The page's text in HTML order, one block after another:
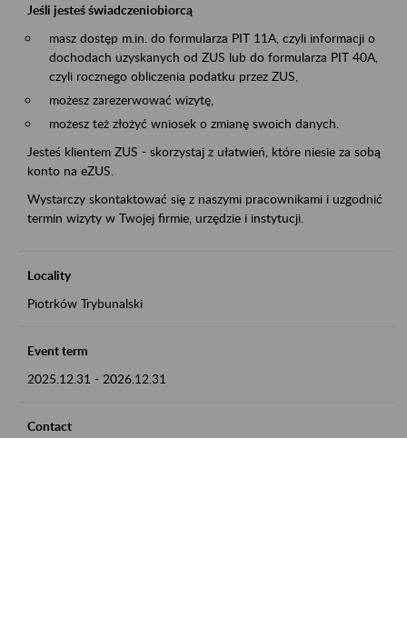
Jeśli jesteś świadczeniobiorcą
masz dostęp m.in. do formularza PIT 11A, czyli informacji o
dochodach uzyskanych od ZUS lub do formularza PIT 40A,
czyli rocznego obliczenia podatku przez ZUS,
możesz zarezerwować wizytę,
możesz też złożyć wniosek o zmianę swoich danych.
Jesteś klientem ZUS - skorzystaj z ułatwień, które niesie za sobą
konto na eZUS.
Wystarczy skontaktować się z naszymi pracownikami i uzgodnić
termin wizyty w Twojej firmie, urzędzie i instytucji.
Locality
Piotrków Trybunalski
Event term
2025.12.31 - 2026.12.31
Contact